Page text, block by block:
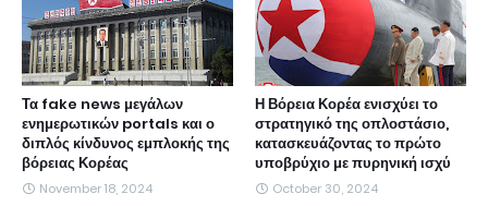
Τα fake news μεγάλων
ενημερωτικών portals και ο
διπλός κίνδυνος εμπλοκής της
βόρειας Κορέας
November 18, 2024
Η Βόρεια Κορέα ενισχύει το
στρατηγικό της οπλοστάσιο,
κατασκευάζοντας το πρώτο
υποβρύχιο με πυρηνική ισχύ
October 30, 2024